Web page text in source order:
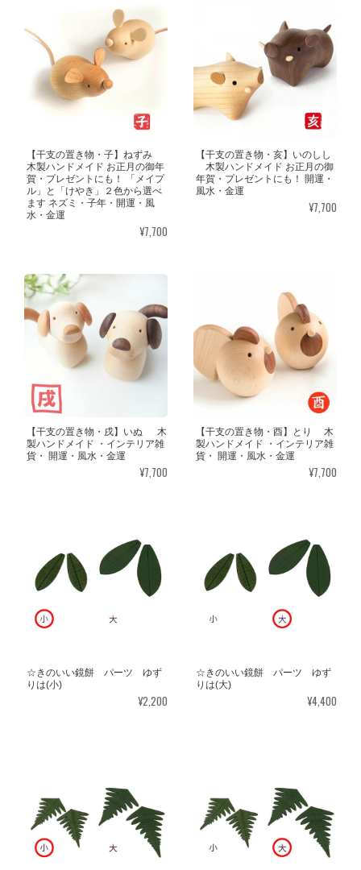
【干支の置き物・子】ねずみ
木製ハンドメイド お正月の御年
賀・プレゼントにも！ 「メイプ
ル」と「けやき」２色から選べ
ます ネズミ・子年・開運・風
水・金運
¥7,700
【干支の置き物・亥】いのしし
木製ハンドメイド お正月の御
年賀・プレゼントにも！ 開運・
風水・金運
¥7,700
【干支の置き物・戌】いぬ 木
製ハンドメイド ・インテリア雑
貨・ 開運・風水・金運
¥7,700
【干支の置き物・酉】とり 木
製ハンドメイド ・インテリア雑
貨・ 開運・風水・金運
¥7,700
☆きのいい鏡餅 パーツ ゆず
りは(小)
¥2,200
☆きのいい鏡餅 パーツ ゆず
りは(大)
¥4,400